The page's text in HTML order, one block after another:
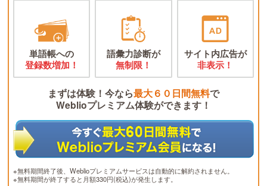
単語帳への
登録数増加！
語彙力診断が
無制限！
サイト内広告が
非表示！
まずは体験！今なら最大６０日間無料で
Weblioプレミアム体験ができます！
※無料期間終了後、Weblioプレミアムサービスは自動的に解約されません。
※無料期間が終了すると月額330円(税込)が発生します。